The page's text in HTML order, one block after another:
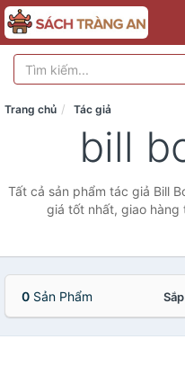
Trang chủ Tác giả
bill
Tất cả sản phẩm tác giả Bill
giá tốt nhất, giao hàng
0 Sản Phẩm